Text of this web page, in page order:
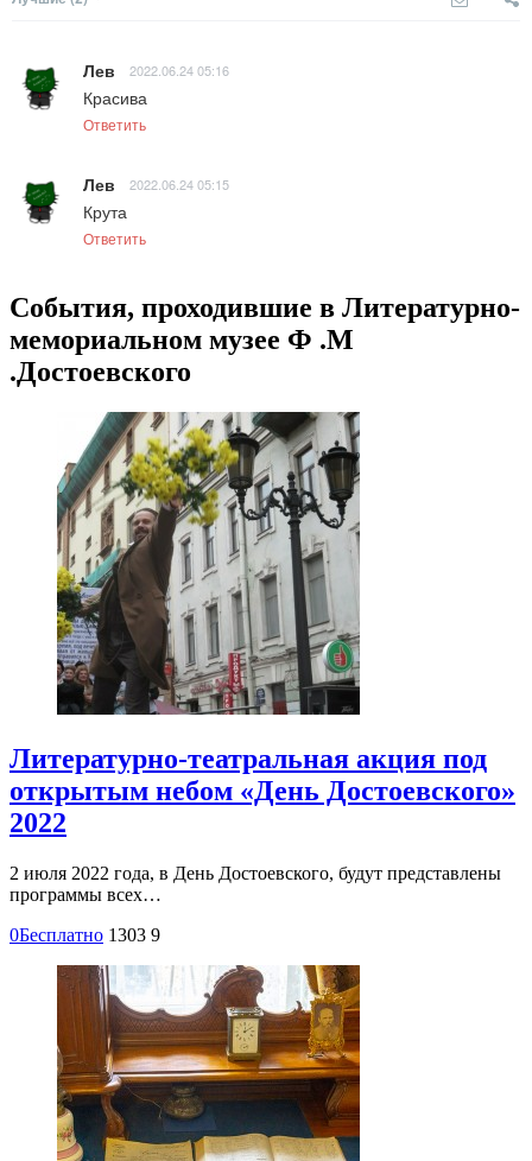
Лев 2022.06.24 05:16
Красива
Ответить
Лев 2022.06.24 05:15
Крута
Ответить
События, проходившие в Литературно-
мемориальном музее Ф .М
.Достоевского
Литературно-театральная акция под
открытым небом «День Достоевского»
2022
2 июля 2022 года, в День Достоевского, будут представлены
программы всех…
0Бесплатно 1303 9